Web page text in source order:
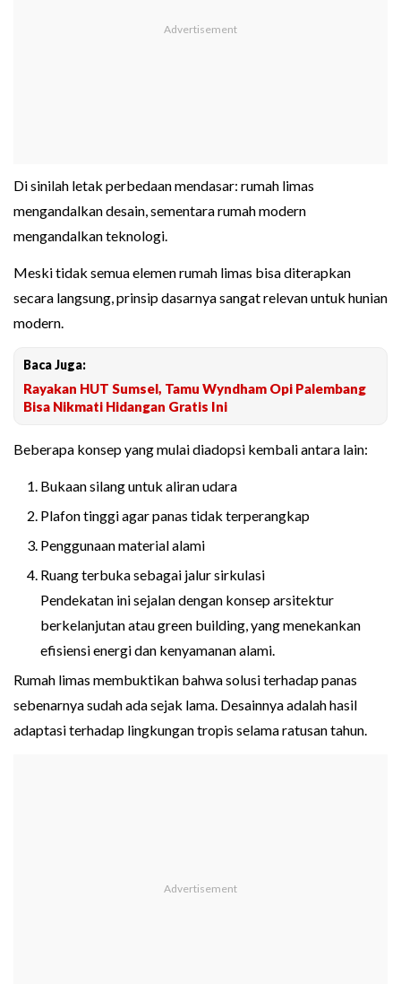
Di sinilah letak perbedaan mendasar: rumah limas
mengandalkan desain, sementara rumah modern
mengandalkan teknologi.
Meski tidak semua elemen rumah limas bisa diterapkan
secara langsung, prinsip dasarnya sangat relevan untuk hunian
modern.
Baca Juga:
Rayakan HUT Sumsel, Tamu Wyndham Opi Palembang
Bisa Nikmati Hidangan Gratis Ini
Beberapa konsep yang mulai diadopsi kembali antara lain:
Bukaan silang untuk aliran udara
Plafon tinggi agar panas tidak terperangkap
Penggunaan material alami
Ruang terbuka sebagai jalur sirkulasi
Pendekatan ini sejalan dengan konsep arsitektur
berkelanjutan atau green building, yang menekankan
efisiensi energi dan kenyamanan alami.
Rumah limas membuktikan bahwa solusi terhadap panas
sebenarnya sudah ada sejak lama. Desainnya adalah hasil
adaptasi terhadap lingkungan tropis selama ratusan tahun.